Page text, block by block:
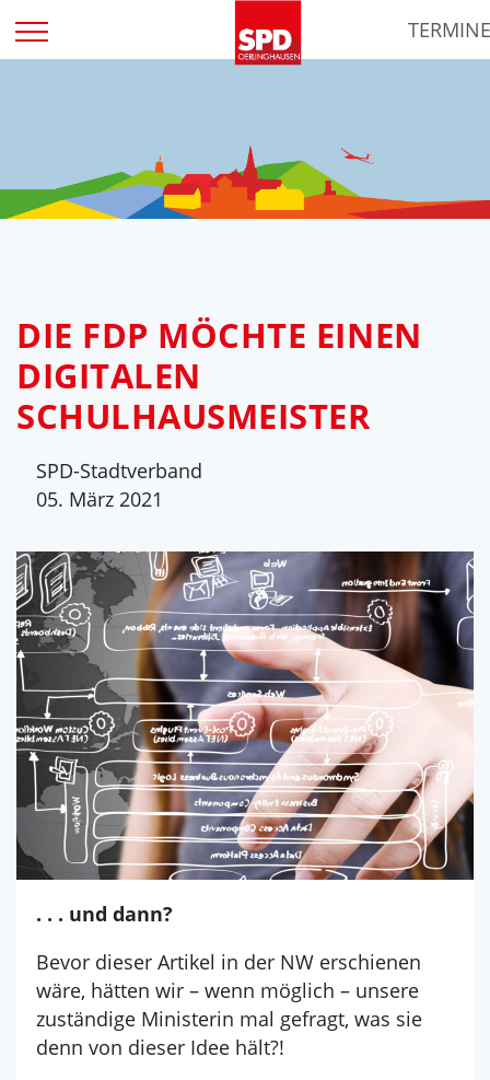
Inhalt
DIE FDP MÖCHTE EINEN
DIGITALEN
SCHULHAUSMEISTER
SPD-Stadtverband
05. März 2021
. . . und dann?
Bevor dieser Artikel in der NW erschienen
wäre, hätten wir – wenn möglich – unsere
zuständige Ministerin mal gefragt, was sie
denn von dieser Idee hält?!